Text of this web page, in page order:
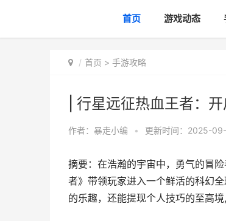
首页 游戏动态
首页 > 手游攻略
| 行星远征热血王者：
作者： 暴走小编 • 更新时间：2025-
摘要：在浩瀚的宇宙中，勇气的冒
者》带领玩家进入一个鲜活的科幻
的乐趣，还能提现个人技巧的至高